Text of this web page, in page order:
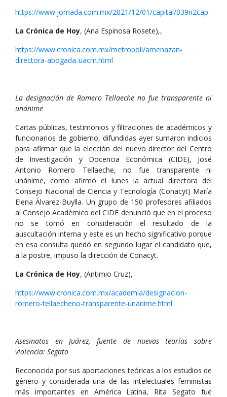
https://www.jornada.com.mx/2021/12/01/capital/039n2cap
La Crónica de Hoy, (Ana Espinosa Rosete),,
https://www.cronica.com.mx/metropoli/amenazan-
directora-abogada-uacm.html
La designación de Romero Tellaeche no fue transparente ni
unánime
Cartas públicas, testimonios y filtraciones de académicos y
funcionarios de gobierno, difundidas ayer sumaron indicios
para afirmar que la elección del nuevo director del Centro
de Investigación y Docencia Económica (CIDE), José
Antonio Romero Tellaeche, no fue transparente ni
unánime, como afirmó el lunes la actual directora del
Consejo Nacional de Ciencia y Tecnología (Conacyt) María
Elena Álvarez-Buylla. Un grupo de 150 profesores afiliados
al Consejo Académico del CIDE denunció que en el proceso
no se tomó en consideración el resultado de la
auscultación interna y este es un hecho significativo porque
en esa consulta quedó en segundo lugar el candidato que,
a la postre, impuso la dirección de Conacyt.
La Crónica de Hoy, (Antimio Cruz),
https://www.cronica.com.mx/academia/designacion-
romero-tellaecheno-transparente-unanime.html
Asesinatos en Juárez, fuente de nuevas teorías sobre
violencia: Segato
Reconocida por sus aportaciones teóricas a los estudios de
género y considerada una de las intelectuales feministas
más importantes en América Latina, Rita Segato fue